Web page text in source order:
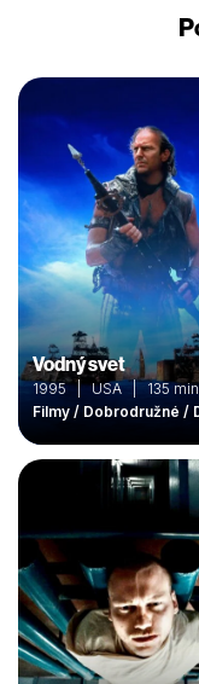
Vodný svet
1995 | USA | 135 min
Filmy / Dobrodružné /